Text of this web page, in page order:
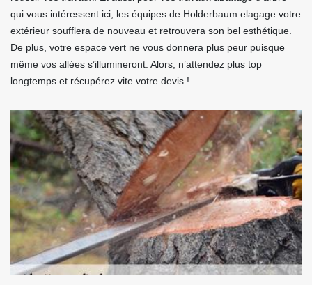
qui vous intéressent ici, les équipes de Holderbaum elagage votre
extérieur soufflera de nouveau et retrouvera son bel esthétique.
De plus, votre espace vert ne vous donnera plus peur puisque
même vos allées s’illumineront. Alors, n’attendez plus top
longtemps et récupérez vite votre devis !